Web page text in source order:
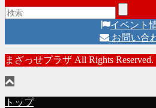
イベント
お問い合
まざっせプラザ All Rights Reserved.
トップ